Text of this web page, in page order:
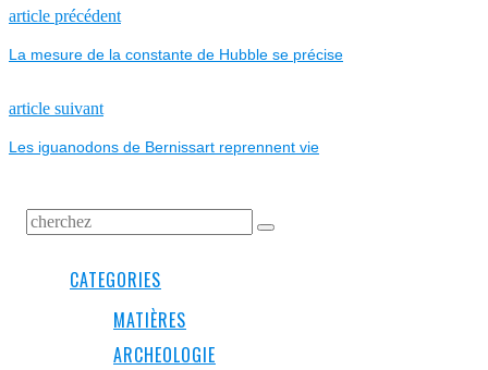
NAVIGATION
DE
L’ARTICLE
article précédentPrevious
La mesure de la constante de Hubble se précise
article suivantNext
Les iguanodons de Bernissart reprennent vie
CATEGORIES
MATIÈRES
ARCHEOLOGIE